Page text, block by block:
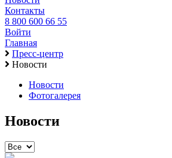
Контакты
8 800 600 66 55
Войти
Главная
Пресс-центр
Новости
Новости
Фотогалерея
Новости